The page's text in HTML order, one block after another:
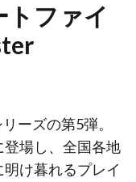
トファイ
ーズの第5弾。
場し、全国各地
け暮れるプレイ